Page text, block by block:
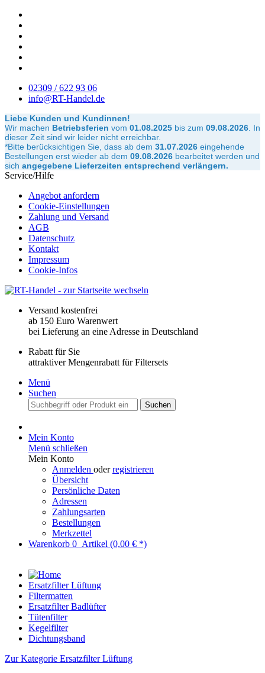
02309 / 622 93 06
info@RT-Handel.de
Liebe Kunden und Kundinnen!
Wir machen Betriebsferien vom 01.08.2025 bis zum 09.08.2026 In
dieser Zeit sind wir leider nicht erreichbar.
*Bitte berücksichtigen Sie, dass ab dem 31.07.2026 eingehende
Bestellungen erst wieder ab dem 09.08.2026 bearbeitet werden und
sich angegebene Lieferzeiten entsprechend verlängern.
Service/Hilfe
Angebot anfordern
Cookie-Einstellungen
Zahlung und Versand
AGB
Datenschutz
Kontakt
Impressum
Cookie-Infos
Versand kostenfrei
ab 150 Euro Warenwert
bei Lieferung an eine Adresse in Deutschland
Rabatt für Sie
attraktiver Mengenrabatt für Filtersets
Menü
Suchen
Suchen
Mein Konto
Menü schließen
Mein Konto
Anmelden oderregistrieren
Übersicht
Persönliche Daten
Adressen
Zahlungsarten
Bestellungen
Merkzettel
Warenkorb 0 Artikel (0,00 € *)
Ersatzfilter Lüftung
Filtermatten
Ersatzfilter Badlüfter
Tütenfilter
Kegelfilter
Dichtungsband
Zur Kategorie Ersatzfilter Lüftung